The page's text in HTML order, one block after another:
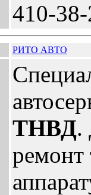
410-
РИТО АВТО
ТНВД.
ремонт